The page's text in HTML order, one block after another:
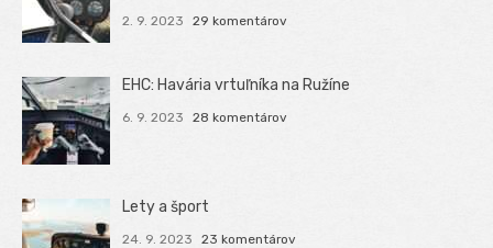
2. 9. 2023 29 komentárov
EHC: Havária vrtuľníka na Ružíne
6. 9. 2023 28 komentárov
Lety a šport
24. 9. 2023 23 komentárov